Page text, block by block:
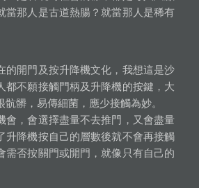
當那人是古道熱腸？就當那人是稀有
的開門及按升降機文化，我想這是沙
都不願接觸門柄及升降機的按鍵，大
髒，易傳細菌，應少接觸為妙。
會，會選擇盡量不去推門，又會盡量
升降機按自己的層數後就不會再接觸
需否按關門或開門，就像只有自己的